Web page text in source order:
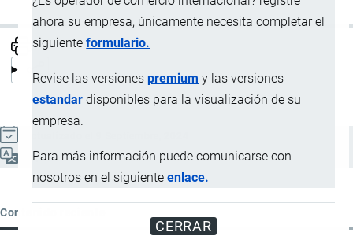
ahora su empresa, únicamente necesita completar el
siguienteformulario.
Revise las versionespremium y las versiones
estandar disponibles para la visualización de su
empresa.
Para más información puede comunicarse con
nosotros en el siguienteenlace.
CERRAR
Español
Contenido reciente